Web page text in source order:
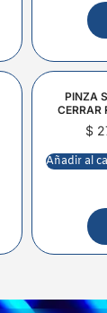
PINZA
CERRAR
$
Añadir al